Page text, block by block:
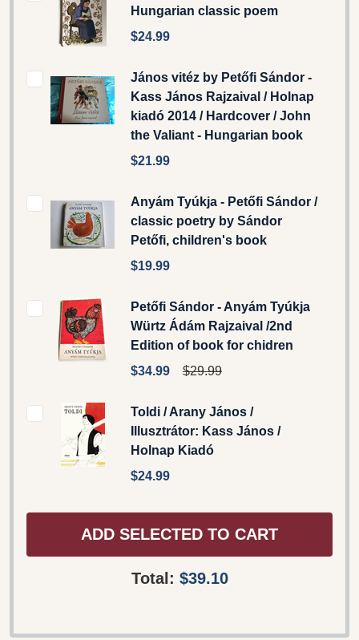
Hungarian classic poem
$24.99
János vitéz by Petőfi Sándor -
Kass János Rajzaival / Holnap
kiadó 2014 / Hardcover / John
the Valiant - Hungarian book
$21.99
Anyám Tyúkja - Petőfi Sándor /
classic poetry by Sándor
Petőfi, children's book
$19.99
Petőfi Sándor - Anyám Tyúkja
Würtz Ádám Rajzaival /2nd
Edition of book for chidren
$34.99
$29.99
Toldi / Arany János /
Illusztrátor: Kass János /
Holnap Kiadó
$24.99
ADD SELECTED TO CART
Total: $39.10